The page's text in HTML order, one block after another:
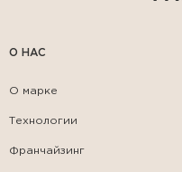
О НАС
О марке
Технологии
Франчайзинг